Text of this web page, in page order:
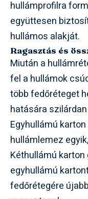
hullámprofilra
együttesen
hullámos alakját.
Ragasztás és
Miután a
fel a hullámok
több fedőréteget
hatására
Egyhullámú
hullámlemez
Kéthullámú
egyhullámú
fedőrétegére